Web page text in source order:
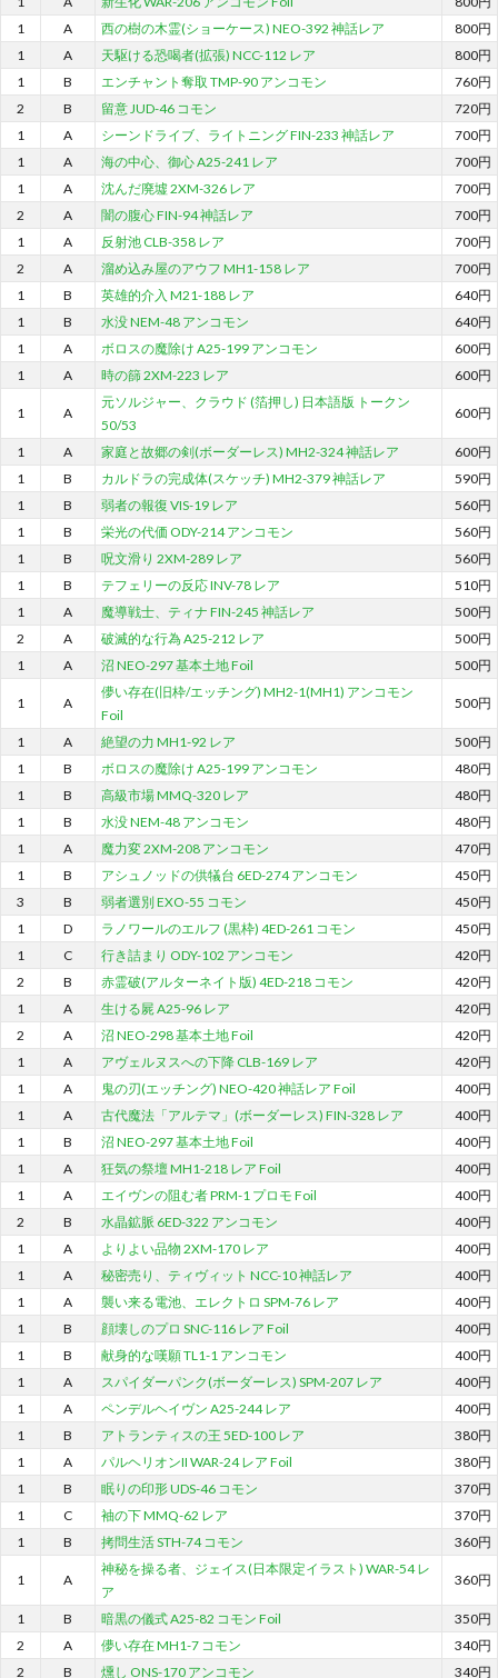
1
A 西の樹の木霊(ショーケース) NEO-392 神話レア
800円
1
A 天駆ける恐喝者(拡張) NCC-112 レア
800円
1
B エンチャント奪取 TMP-90 アンコモン
760円
2
B 留意 JUD-46 コモン
720円
1
A シーンドライブ、ライトニング FIN-233 神話レア
700円
1
A 海の中心、御心 A25-241 レア
700円
1
A 沈んだ廃墟 2XM-326 レア
700円
2
A 闇の腹心 FIN-94 神話レア
700円
1
A 反射池 CLB-358 レア
700円
2
A 溜め込み屋のアウフ MH1-158 レア
700円
1
B 英雄的介入 M21-188 レア
640円
1
B 水没 NEM-48 アンコモン
640円
1
A ボロスの魔除け A25-199 アンコモン
600円
1
A 時の篩 2XM-223 レア 600円
1 A
元ソルジャー、クラウド (箔押し) 日本語版 トークン
50/53
600円
1 A 家庭と故郷の剣(ボーダーレス) MH2-324 神話レア
600円
1
B カルドラの完成体(スケッチ) MH2-379 神話レア
590円
1
B 弱者の報復 VIS-19 レア
560円
1
B 栄光の代価 ODY-214 アンコモン
560円
1
B 呪文滑り 2XM-289 レア
560円
1
B テフェリーの反応 INV-78 レア
510円
1
A 魔導戦士、ティナ FIN-245 神話レア
500円
2
A 破滅的な行為 A25-212 レア
500円
1
A 沼 NEO-297 基本土地 Foil 500円
1 A
儚い存在(旧枠/エッチング) MH2-1(MH1) アンコモン
Foil
500円
1 A 絶望の力 MH1-92 レア
500円
1
B ボロスの魔除け A25-199 アンコモン
480円
1
B 高級市場 MMQ-320 レア
480円
1
B 水没 NEM-48 アンコモン
480円
1
A 魔力変 2XM-208 アンコモン
470円
1
B アシュノッドの供犠台 6ED-274 アンコモン
450円
3
B 弱者選別 EXO-55 コモン
450円
1
D ラノワールのエルフ (黒枠) 4ED-261 コモン
450円
1
C 行き詰まり ODY-102 アンコモン
420円
2
B 赤霊破(アルターネイト版) 4ED-218 コモン
420円
1
A 生ける屍 A25-96 レア
420円
2
A 沼 NEO-298 基本土地 Foil
420円
1
A アヴェルヌスへの下降 CLB-169 レア
420円
1
A 鬼の刃(エッチング) NEO-420 神話レア Foil
400円
1
A 古代魔法「アルテマ」(ボーダーレス) FIN-328 レア
400円
1
B 沼 NEO-297 基本土地 Foil
400円
1
A 狂気の祭壇 MH1-218 レア Foil
400円
1
A エイヴンの阻む者 PRM-1 プロモ Foil
400円
2
B 水晶鉱脈 6ED-322 アンコモン
400円
1
A よりよい品物 2XM-170 レア
400円
1
A 秘密売り、ティヴィット NCC-10 神話レア
400円
1
A 襲い来る電池、エレクトロ SPM-76 レア
400円
1
B 顔壊しのプロ SNC-116 レア Foil
400円
1
B 献身的な嘆願 TL1-1 アンコモン
400円
1
A スパイダーパンク(ボーダーレス) SPM-207 レア
400円
1
A ペンデルヘイヴン A25-244 レア
400円
1
B アトランティスの王 5ED-100 レア
380円
1
A パルヘリオンII WAR-24 レア Foil
380円
1
B 眠りの印形 UDS-46 コモン
370円
1
C 袖の下 MMQ-62 レア
370円
1
B 拷問生活 STH-74 コモン 360円
1 A
神秘を操る者、ジェイス(日本限定イラスト) WAR-54 レ
ア
360円
1 B 暗黒の儀式 A25-82 コモン Foil
350円
2
A 儚い存在 MH1-7 コモン
340円
2
B 燻し ONS-170 アンコモン 340円